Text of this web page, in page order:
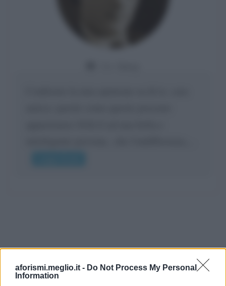
aforismi.meglio.it - Do Not Process My Personal
Information